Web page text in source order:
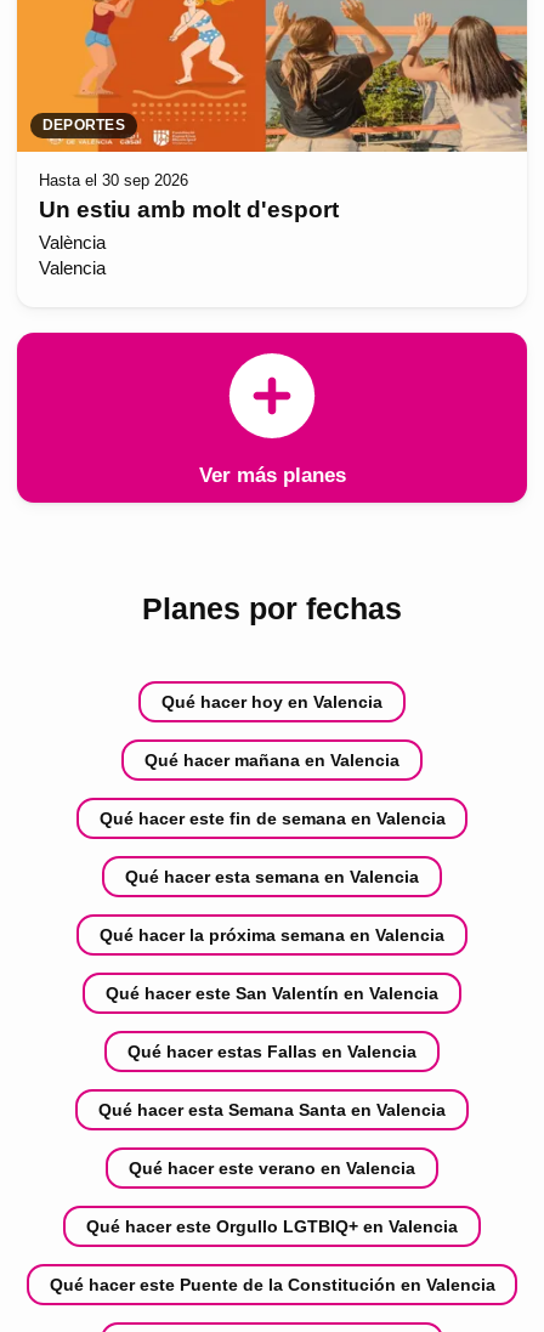
DEPORTES
Hasta el 30 sep 2026
Un estiu amb molt d'esport
València
Valencia
Ver más planes
Planes por fechas
Qué hacer hoy en Valencia
Qué hacer mañana en Valencia
Qué hacer este fin de semana en Valencia
Qué hacer esta semana en Valencia
Qué hacer la próxima semana en Valencia
Qué hacer este San Valentín en Valencia
Qué hacer estas Fallas en Valencia
Qué hacer esta Semana Santa en Valencia
Qué hacer este verano en Valencia
Qué hacer este Orgullo LGTBIQ+ en Valencia
Qué hacer este Puente de la Constitución en Valencia